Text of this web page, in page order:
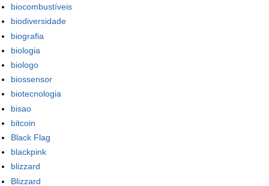
biocombustíveis
biodiversidade
biografia
biologia
biologo
biossensor
biotecnologia
bisao
bitcoin
Black Flag
blackpink
blizzard
Blizzard